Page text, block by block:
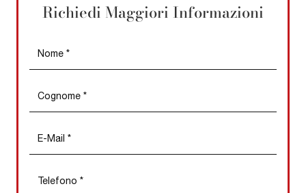
Richiedi Maggiori Informazioni